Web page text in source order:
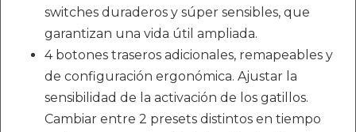
switches duraderos y súper sensibles, que
garantizan una vida útil ampliada.
4 botones traseros adicionales, remapeables y
de configuración ergonómica. Ajustar la
sensibilidad de la activación de los gatillos.
Cambiar entre 2 presets distintos en tiempo